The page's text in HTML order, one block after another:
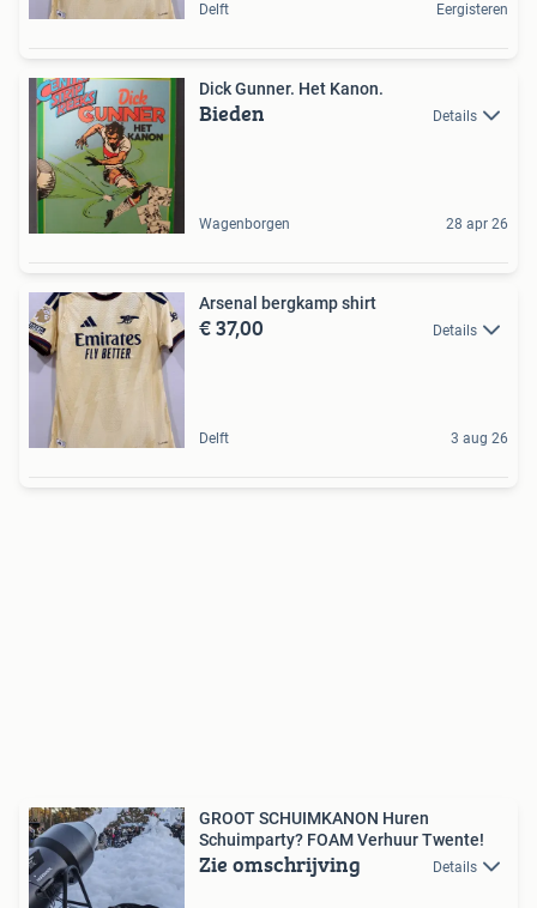
Delft Eergisteren
Dick Gunner. Het Kanon.
Bieden Details
Wagenborgen 28 apr 26
Arsenal bergkamp shirt
€ 37,00 Details
Delft 3 aug 26
GROOT SCHUIMKANON Huren
Schuimparty? FOAM Verhuur Twente!
Zie omschrijving Details